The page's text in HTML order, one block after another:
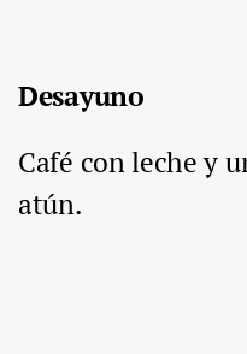
Desayuno
Café con leche y
atún.